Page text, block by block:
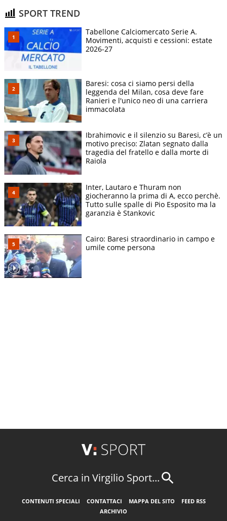
SPORT TREND
Tabellone Calciomercato Serie A.
Movimenti, acquisti e cessioni: estate
2026-27
Baresi: cosa ci siamo persi della
leggenda del Milan, cosa deve fare
Ranieri e l'unico neo di una carriera
immacolata
Ibrahimovic e il silenzio su Baresi, c’è un
motivo preciso: Zlatan segnato dalla
tragedia del fratello e dalla morte di
Raiola
Inter, Lautaro e Thuram non
giocheranno la prima di A, ecco perchè.
Tutto sulle spalle di Pio Esposito ma la
garanzia è Stankovic
Cairo: Baresi straordinario in campo e
umile come persona
Cerca in Virgilio Sport...
CONTENUTI SPECIALI CONTATTACI MAPPA DEL SITO
FEED RSS
ARCHIVIO